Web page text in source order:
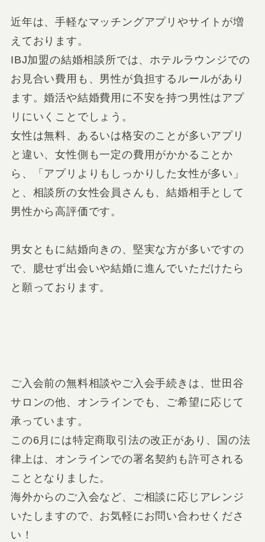
近年は、手軽なマッチングアプリやサイトが増
えております。
IBJ加盟の結婚相談所では、ホテルラウンジでの
お見合い費用も、男性が負担するルールがあり
ます。婚活や結婚費用に不安を持つ男性はアプ
リにいくことでしょう。
女性は無料、あるいは格安のことが多いアプリ
と違い、女性側も一定の費用がかかることか
ら、「アプリよりもしっかりした女性が多い」
と、相談所の女性会員さんも、結婚相手として
男性から高評価です。
男女ともに結婚向きの、堅実な方が多いですの
で、臆せず出会いや結婚に進んでいただけたら
と願っております。
ご入会前の無料相談やご入会手続きは、世田谷
サロンの他、オンラインでも、ご希望に応じて
承っています。
この6月には特定商取引法の改正があり、国の法
律上は、オンラインでの署名契約も許可される
こととなりました。
海外からのご入会など、ご相談に応じアレンジ
いたしますので、お気軽にお問い合わせくださ
い！